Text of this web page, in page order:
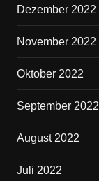
Dezember 2022
November 2022
Oktober 2022
September 2022
August 2022
Juli 2022